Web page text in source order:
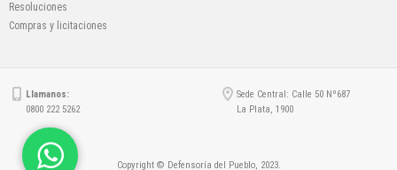
Resoluciones
Compras y licitaciones
Llamanos:
0800 222 5262
Sede Central: Calle 50 Nº687
La Plata, 1900
Copyright © Defensoría del Pueblo, 2023.